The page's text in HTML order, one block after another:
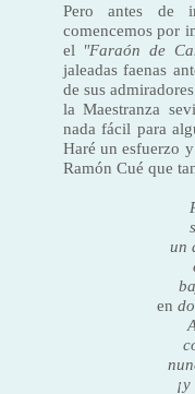
Pero antes de
comencemos por
el
"Faraón de
jaleadas faenas
de sus
la Maestranza
nada fácil para
Haré un esfuerzo
Ramón Cué que
un
en